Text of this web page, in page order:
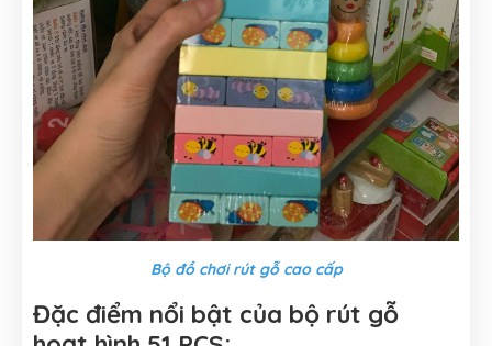
Bộ đồ chơi rút gỗ cao cấp
Đặc điểm nổi bật của bộ rút gỗ